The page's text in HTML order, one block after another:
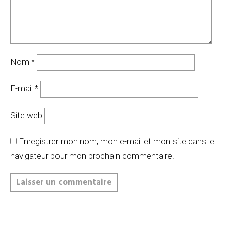
Nom *
E-mail *
Site web
Enregistrer mon nom, mon e-mail et mon site dans le
navigateur pour mon prochain commentaire.